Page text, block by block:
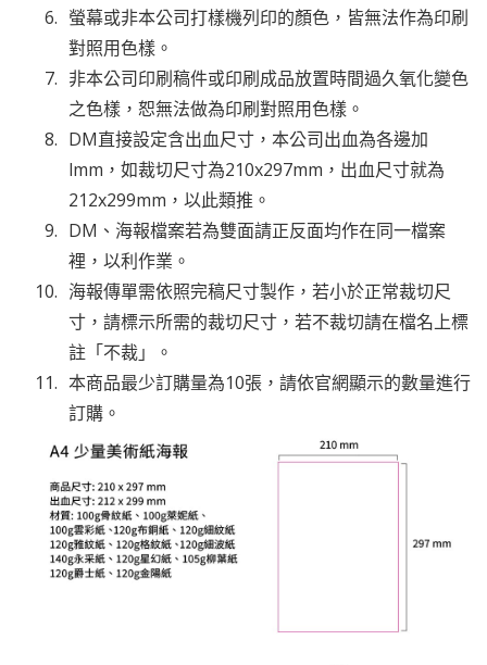
螢幕或非本公司打樣機列印的顏色，皆無法作為印刷
對照用色樣。
非本公司印刷稿件或印刷成品放置時間過久氧化變色
之色樣，恕無法做為印刷對照用色樣。
DM直接設定含出血尺寸，本公司出血為各邊加
lmm，如裁切尺寸為210x297mm，出血尺寸就為
212x299mm，以此類推。
DM、海報檔案若為雙面請正反面均作在同一檔案
裡，以利作業。
海報傳單需依照完稿尺寸製作，若小於正常裁切尺
寸，請標示所需的裁切尺寸，若不裁切請在檔名上標
註「不裁」。
本商品最少訂購量為10張，請依官網顯示的數量進行
訂購。